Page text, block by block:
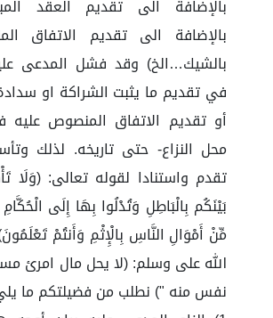
بالإضافة الى تقديم العقد
بالإضافة الى تقديم الاتفاق
بالشيك…الخ) وقد فشل المدعى
في تقديم ما يثبت الشراكة او
أو تقديم الاتفاق المنصوص
محل النزاع- حتى تاريخه. لذلك
تقدم واستنادا لقوله تعالى: (وَلَا
بَيْنَكُم بِالْبَاطِلِ وَتُدْلُوا بِهَا إِلَى الْحُكَّامِ
مِّنْ أَمْوَالِ النَّاسِ بِالْإِثْمِ وَأَنتُمْ
الله على وسلم: (لا يحل مال امرئ
نفس منه ") نطلب من فضيلتكم ما